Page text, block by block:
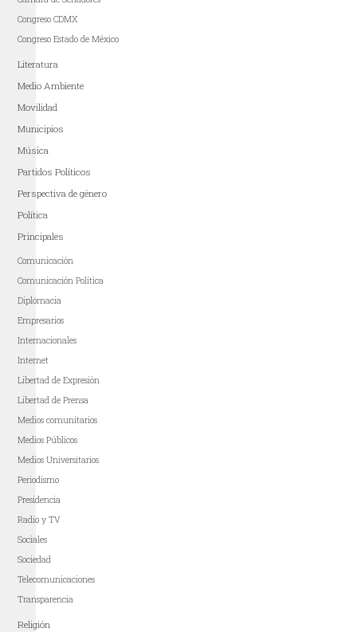
Congreso CDMX
Congreso Estado de México
Literatura
Medio Ambiente
Movilidad
Municipios
Música
Partidos Políticos
Perspectiva de género
Política
Principales
Comunicación
Comunicación Política
Diplomacia
Empresarios
Internacionales
Internet
Libertad de Expresión
Libertad de Prensa
Medios comunitarios
Medios Públicos
Medios Universitarios
Periodismo
Presidencia
Radio y TV
Sociales
Sociedad
Telecomunicaciones
Transparencia
Religión